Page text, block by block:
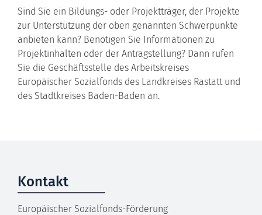
Sind Sie ein Bildungs- oder Projektträger, der Projekte
zur Unterstützung der oben genannten Schwerpunkte
anbieten kann? Benötigen Sie Informationen zu
Projektinhalten oder der Antragstellung? Dann rufen
Sie die Geschäftsstelle des Arbeitskreises
Europäischer Sozialfonds des Landkreises Rastatt und
des Stadtkreises Baden-Baden an.
Kontakt
Europäischer Sozialfonds-Förderung